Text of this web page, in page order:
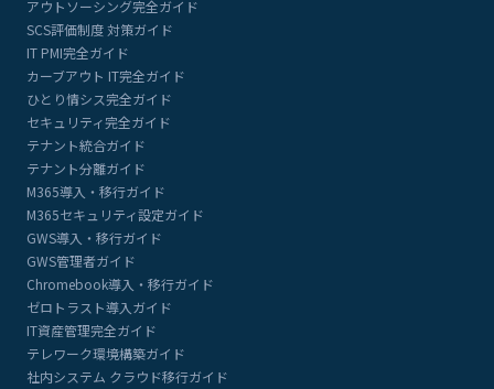
アウトソーシング完全ガイド
SCS評価制度 対策ガイド
IT PMI完全ガイド
カーブアウト IT完全ガイド
ひとり情シス完全ガイド
セキュリティ完全ガイド
テナント統合ガイド
テナント分離ガイド
M365導入・移行ガイド
M365セキュリティ設定ガイド
GWS導入・移行ガイド
GWS管理者ガイド
Chromebook導入・移行ガイド
ゼロトラスト導入ガイド
IT資産管理完全ガイド
テレワーク環境構築ガイド
社内システム クラウド移行ガイド